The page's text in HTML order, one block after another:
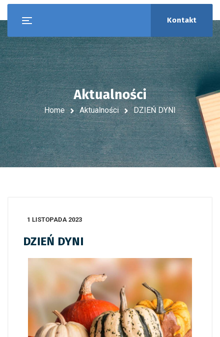
Kontakt
Aktualności
Home Aktualności DZIEŃ DYNI
1 LISTOPADA 2023
DZIEŃ DYNI